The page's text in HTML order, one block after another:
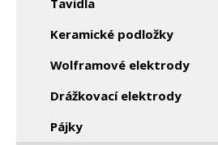
Tavidla
Keramické podložky
Wolframové elektrody
Drážkovací elektrody
Pájky